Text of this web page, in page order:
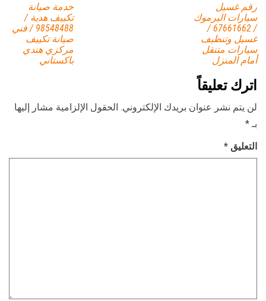
خدمة صيانة
تكييف هدية /
98548488 / فني
صيانة تكييف
مركزي هندي
باكستاني
رقم غسيل
سيارات اليرموك
/ 67661662 /
غسيل وتنظيف
سيارات متنقل
أمام المنزل
اترك تعليقاً
لن يتم نشر عنوان بريدك الإلكتروني. الحقول الإلزامية مشار إليها
بـ *
التعليق *